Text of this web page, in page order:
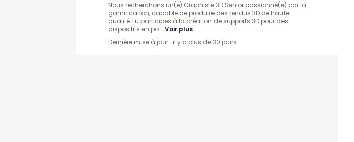
Nous recherchons un(e) Graphiste 3D Senior passionné(e) par la
gamification, capable de produire des rendus 3D de haute
qualité.Tu participes à la création de supports 3D pour des
dispositifs en po... Voir plus
Dernière mise à jour : il y a plus de 30 jours